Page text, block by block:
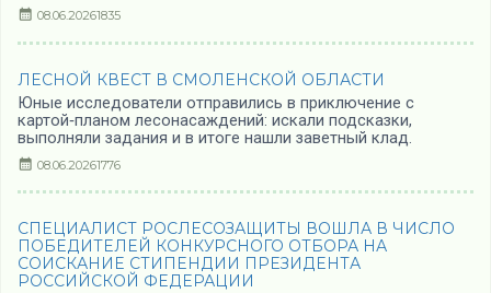
08.06.20261835
ЛЕСНОЙ КВЕСТ В СМОЛЕНСКОЙ ОБЛАСТИ
Юные исследователи отправились в приключение с
картой‑планом лесонасаждений: искали подсказки,
выполняли задания и в итоге нашли заветный клад.
08.06.20261776
СПЕЦИАЛИСТ РОСЛЕСОЗАЩИТЫ ВОШЛА В ЧИСЛО
ПОБЕДИТЕЛЕЙ КОНКУРСНОГО ОТБОРА НА
СОИСКАНИЕ СТИПЕНДИИ ПРЕЗИДЕНТА
РОССИЙСКОЙ ФЕДЕРАЦИИ